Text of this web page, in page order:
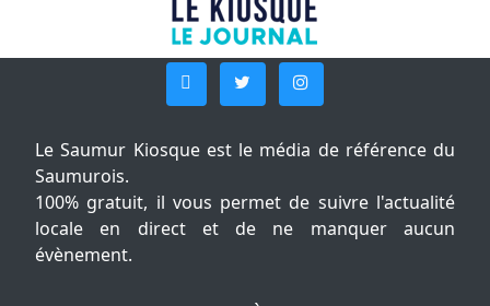
Le Saumur Kiosque est le média de référence du
Saumurois.
100% gratuit, il vous permet de suivre l'actualité
locale en direct et de ne manquer aucun
évènement.